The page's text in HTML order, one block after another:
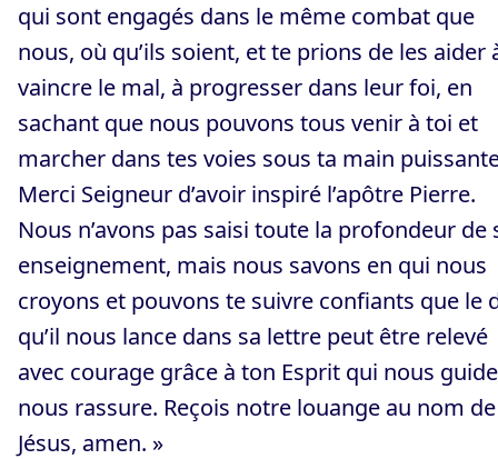
qui sont engagés dans le même combat que
nous, où qu’ils soient, et te prions de les aider
vaincre le mal, à progresser dans leur foi, en
sachant que nous pouvons tous venir à toi et
marcher dans tes voies sous ta main
Merci Seigneur d’avoir inspiré l’apôtre Pierre.
Nous n’avons pas saisi toute la profondeur de
enseignement, mais nous savons en qui nous
croyons et pouvons te suivre confiants que le
qu’il nous lance dans sa lettre peut être relevé
avec courage grâce à ton Esprit qui nous
nous rassure. Reçois notre louange au nom de
Jésus, amen. »